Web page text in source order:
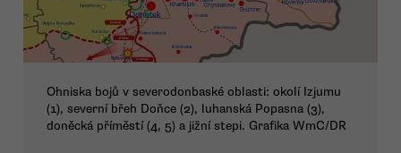
Ohniska bojů v severodonbaské oblasti: okolí Izjumu
(1), severní břeh Doňce (2), luhanská Popasna (3),
doněcká příměstí (4, 5) a jižní stepi. Grafika WmC/DR